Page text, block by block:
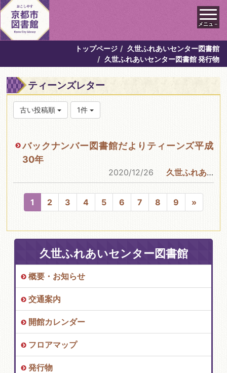
メニュ－
トップページ
久世ふれあいセンター図書館
久世ふれあいセンター図書館 発行物
ティーンズレター
古い投稿順 1件
バックナンバー図書館だよりティーンズ平成
30年
2020/12/26 久世ふれあいセンター図書館
1 2 3 4 5 6 7 8 9 »
久世ふれあいセンター図書館
概要・お知らせ
交通案内
開館カレンダー
フロアマップ
発行物